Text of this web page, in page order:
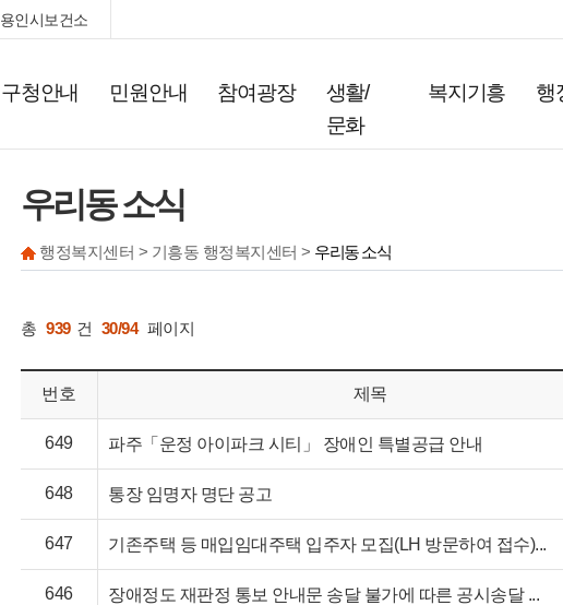
용인시보건소
구청안내 민원안내 참여광장
생활/
문화
복지기흥 행
우리동 소식
행정복지센터 > 기흥동 행정복지센터 > 우리동 소식
총 939 건 30/94 페이지
번호 제목
649 파주「운정 아이파크 시티」 장애인 특별공급 안내
648 통장 임명자 명단 공고
647 기존주택 등 매입임대주택 입주자 모집(LH 방문하여 접수)...
646 장애정도 재판정 통보 안내문 송달 불가에 따른 공시송달 ...